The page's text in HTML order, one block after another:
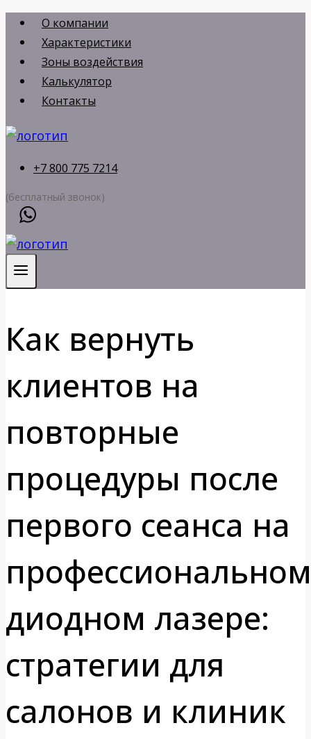
Перейти
содержимому
О компании
Характеристики
Зоны воздействия
Калькулятор
Контакты
+7 800 775 7214
(бесплатный звонок)
Как вернуть
клиентов на
повторные
процедуры после
первого сеанса на
профессиональном
диодном лазере:
стратегии для
салонов и клиник